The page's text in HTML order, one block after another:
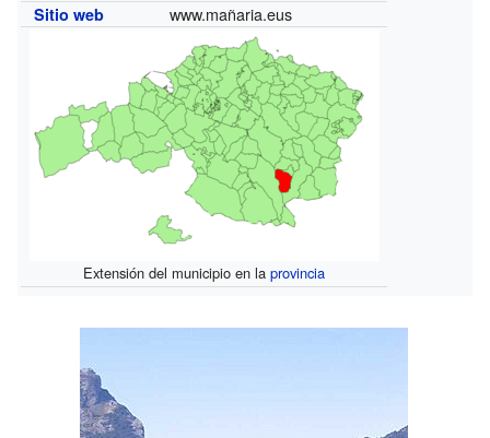
Sitio web www.mañaria.eus
Extensión del municipio en laprovincia